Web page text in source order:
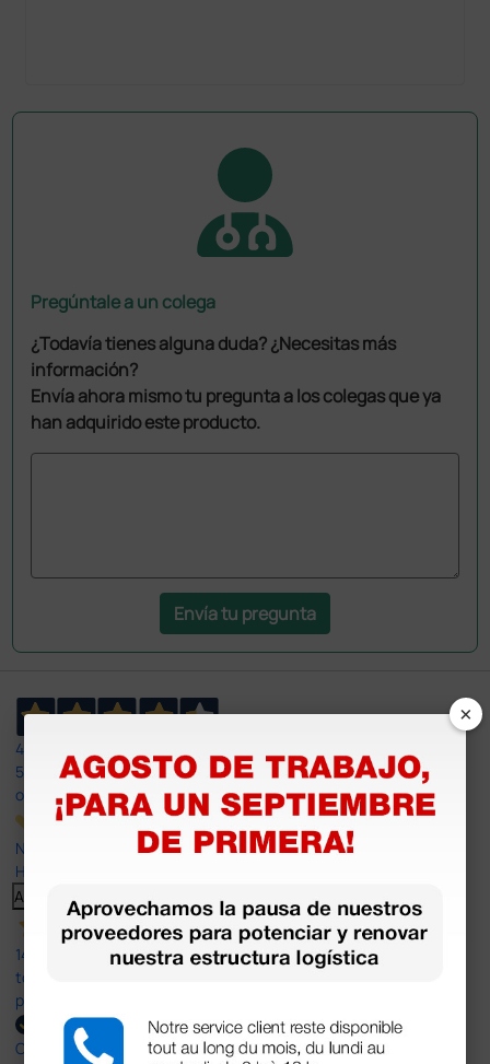
Pregúntale a un colega
¿Todavía tienes alguna duda? ¿Necesitas más
información?
Envía ahora mismo tu pregunta a los colegas que ya
han adquirido este producto.
Envía tu pregunta
4,4
597
opiniones
Nuestras reseñas de 4 y 5 estrellas.
Haga clic aquí para leerlos todos >
Anterior
14 Jul 2026
todo correcto. podria señalar que un poco caro los portes y el
plazo de entrega se alarga.
Comprador verificado
×